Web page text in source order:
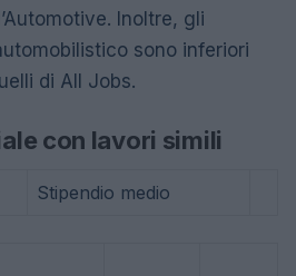
Inoltre, gli
sono inferiori
di All Jobs.
con lavori simili
Stipendio medio